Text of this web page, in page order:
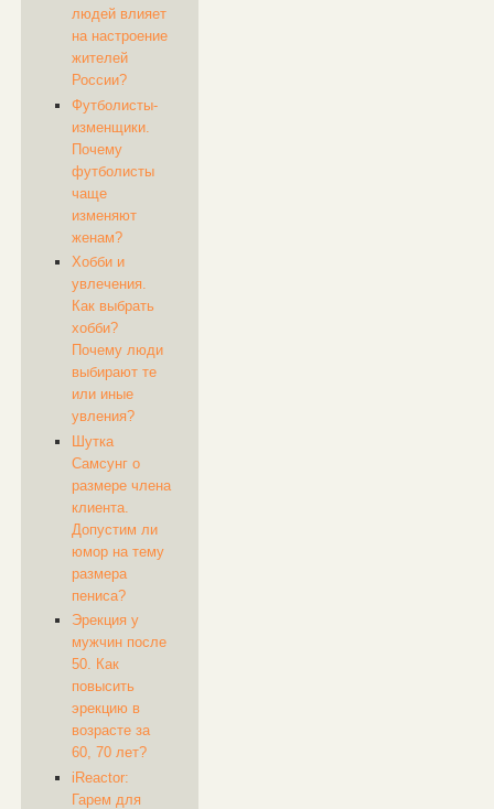
людей влияет
на настроение
жителей
России?
Футболисты-
изменщики.
Почему
футболисты
чаще
изменяют
женам?
Хобби и
увлечения.
Как выбрать
хобби?
Почему люди
выбирают те
или иные
увления?
Шутка
Самсунг о
размере члена
клиента.
Допустим ли
юмор на тему
размера
пениса?
Эрекция у
мужчин после
50. Как
повысить
эрекцию в
возрасте за
60, 70 лет?
​iReactor:
Гарем для